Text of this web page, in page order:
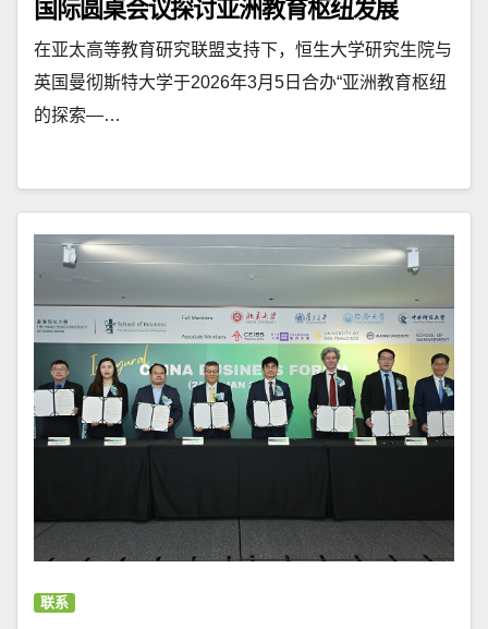
国际圆桌会议探讨亚洲教育枢纽发展
在亚太高等教育研究联盟支持下，恒生大学研究生院与
英国曼彻斯特大学于2026年3月5日合办“亚洲教育枢纽
的探索—…
联系